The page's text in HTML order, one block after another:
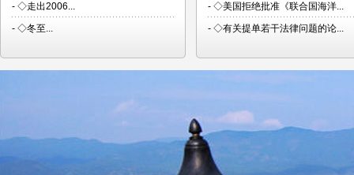
- ◇走出2006...
- ◇冬至...
- ◇美国拒绝批准《联合国海洋...
- ◇有关提单若干法律问题的论...